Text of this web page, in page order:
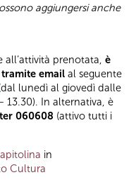
aggiungersi anche
all’attività prenotata, è
email al seguente
lunedì al giovedì dalle
13.30). In alternativa, è
060608 (attivo tutti i
in
Cultura